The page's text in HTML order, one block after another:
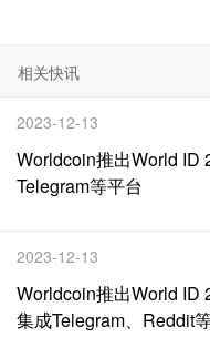
相关快讯
2023-12-13
Worldcoin推出World ID
Telegram等平台
2023-12-13
Worldcoin推出World ID
集成Telegram、Reddit